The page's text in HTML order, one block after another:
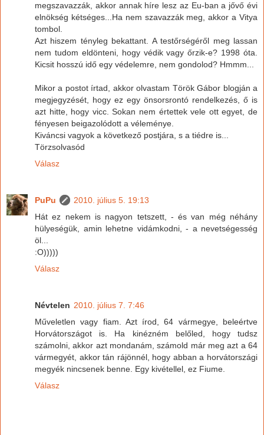
megszavazzák, akkor annak híre lesz az Eu-ban a jővő évi
elnökség kétséges...Ha nem szavazzák meg, akkor a Vitya
tombol.
Azt hiszem tényleg bekattant. A testőrségéről meg lassan
nem tudom eldönteni, hogy védik vagy őrzik-e? 1998 óta.
Kicsit hosszú idő egy védelemre, nem gondolod? Hmmm...
Mikor a postot írtad, akkor olvastam Török Gábor blogján a
megjegyzését, hogy ez egy önsorsrontó rendelkezés, ő is
azt hitte, hogy vicc. Sokan nem értettek vele ott egyet, de
fényesen beigazolódott a véleménye.
Kiváncsi vagyok a következő postjára, s a tiédre is...
Törzsolvasód
Válasz
PuPu
2010. július 5. 19:13
Hát ez nekem is nagyon tetszett, - és van még néhány
hülyeségük, amin lehetne vidámkodni, - a nevetségesség
öl...
:O)))))
Válasz
Névtelen 2010. július 7. 7:46
Műveletlen vagy fiam. Azt írod, 64 vármegye, beleértve
Horvátországot is. Ha kinézném belőled, hogy tudsz
számolni, akkor azt mondanám, számold már meg azt a 64
vármegyét, akkor tán rájönnél, hogy abban a horvátországi
megyék nincsenek benne. Egy kivétellel, ez Fiume.
Válasz